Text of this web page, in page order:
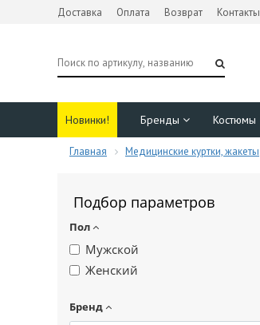
Доставка Оплата Возврат Контакты
Новинки! Бренды Костюмы
Главная Медицинские куртки, жакеты
Подбор параметров
Пол
Мужской
Женский
Бренд